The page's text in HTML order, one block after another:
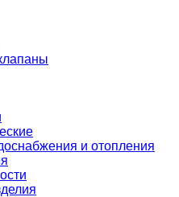
и отопления